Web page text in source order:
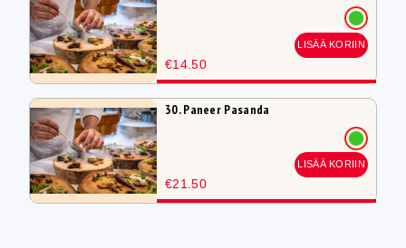
€14.50
LISÄÄ KORIIN
30. Paneer Pasanda
€21.50
LISÄÄ KORIIN